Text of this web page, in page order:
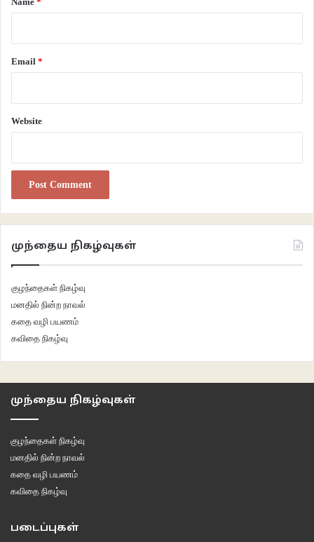
Email *
Website
முந்தைய நிகழ்வுகள்
குழந்தைகள் நிகழ்வு
மனதில் நின்ற நாவல்
கதை வழி பயணம்
கவிதை நிகழ்வு
முந்தைய நிகழ்வுகள்
குழந்தைகள் நிகழ்வு
மனதில் நின்ற நாவல்
கதை வழி பயணம்
கவிதை நிகழ்வு
படைப்புகள்